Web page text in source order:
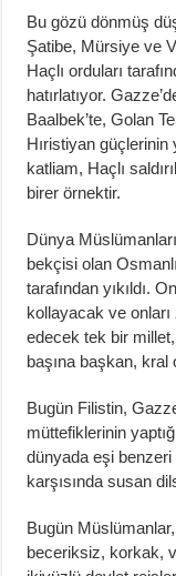
Bu gözü dönmüş
Şatibe, Mürsiye ve
Haçlı orduları
hatırlatıyor.
Baalbek’te, Golan
Hıristiyan güçlerinin
katliam, Haçlı
birer örnektir.
Dünya
bekçisi olan
tarafından yıkıldı.
kollayacak ve
edecek tek bir
başına başkan,
Bugün Filistin,
müttefiklerinin
dünyada eşi benzeri
karşısında susan
Bugün
beceriksiz, korkak,